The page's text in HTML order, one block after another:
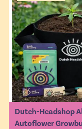
Dutch-Headshop
Autoflower